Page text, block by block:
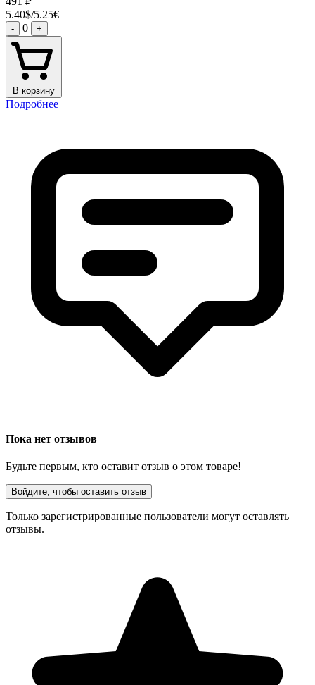
5.40$/5.25€
- 0 +
В корзину
Подробнее
Пока нет отзывов
Будьте первым, кто оставит отзыв о этом товаре!
Войдите, чтобы оставить отзыв
Только зарегистрированные пользователи могут оставлять
отзывы.